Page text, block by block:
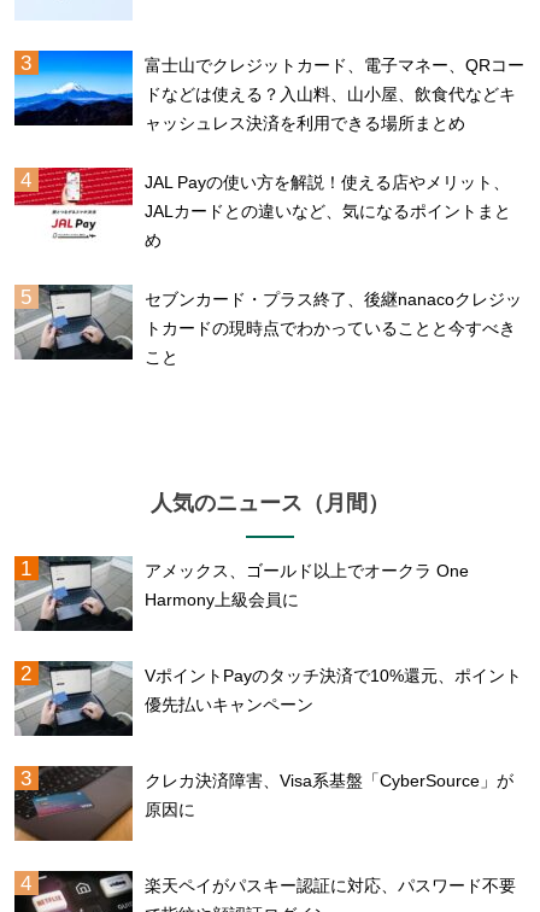
富士山でクレジットカード、電子マネー、QRコー
ドなどは使える？入山料、山小屋、飲食代などキ
ャッシュレス決済を利用できる場所まとめ
JAL Payの使い方を解説！使える店やメリット、
JALカードとの違いなど、気になるポイントまと
め
セブンカード・プラス終了、後継nanacoクレジッ
トカードの現時点でわかっていることと今すべき
こと
人気のニュース（月間）
アメックス、ゴールド以上でオークラ One
Harmony上級会員に
VポイントPayのタッチ決済で10%還元、ポイント
優先払いキャンペーン
クレカ決済障害、Visa系基盤「CyberSource」が
原因に
楽天ペイがパスキー認証に対応、パスワード不要